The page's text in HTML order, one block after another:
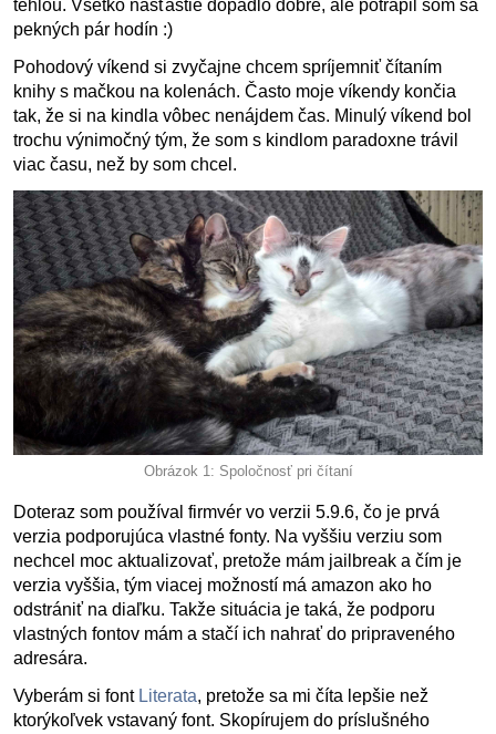
tehlou. Všetko našťastie dopadlo dobre, ale potrápil som sa
pekných pár hodín :)
Pohodový víkend si zvyčajne chcem spríjemniť čítaním
knihy s mačkou na kolenách. Často moje víkendy končia
tak, že si na kindla vôbec nenájdem čas. Minulý víkend bol
trochu výnimočný tým, že som s kindlom paradoxne trávil
viac času, než by som chcel.
Obrázok 1: Spoločnosť pri čítaní
Doteraz som používal firmvér vo verzii 5.9.6, čo je prvá
verzia podporujúca vlastné fonty. Na vyššiu verziu som
nechcel moc aktualizovať, pretože mám jailbreak a čím je
verzia vyššia, tým viacej možností má amazon ako ho
odstrániť na diaľku. Takže situácia je taká, že podporu
vlastných fontov mám a stačí ich nahrať do pripraveného
adresára.
Vyberám si font Literata, pretože sa mi číta lepšie než
ktorýkoľvek vstavaný font. Skopírujem do príslušného